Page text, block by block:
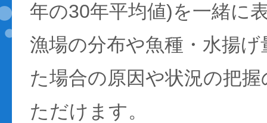
年の30年平均値)を一緒に
漁場の分布や魚種・水揚
た場合の原因や状況の把
ただけます。